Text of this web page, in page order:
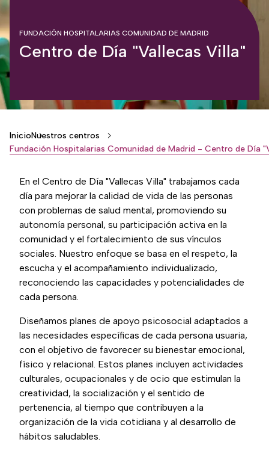
FUNDACIÓN HOSPITALARIAS COMUNIDAD DE MADRID
Centro de Día "Vallecas Villa"
Breadcrumb
InicioNuestros centros
En el Centro de Día "Vallecas Villa" trabajamos cada
día para mejorar la calidad de vida de las personas
con problemas de salud mental, promoviendo su
autonomía personal, su participación activa en la
comunidad y el fortalecimiento de sus vínculos
sociales. Nuestro enfoque se basa en el respeto, la
escucha y el acompañamiento individualizado,
reconociendo las capacidades y potencialidades de
cada persona.
Diseñamos planes de apoyo psicosocial adaptados a
las necesidades específicas de cada persona usuaria,
con el objetivo de favorecer su bienestar emocional,
físico y relacional. Estos planes incluyen actividades
culturales, ocupacionales y de ocio que estimulan la
creatividad, la socialización y el sentido de
pertenencia, al tiempo que contribuyen a la
organización de la vida cotidiana y al desarrollo de
hábitos saludables.